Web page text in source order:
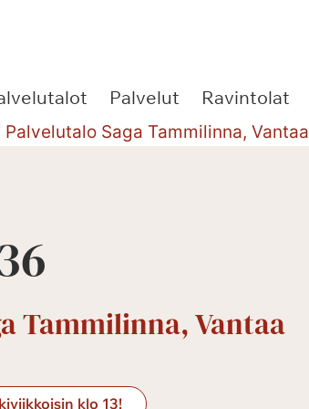
Palvelut Ravintolat
Palvelutalo Saga Tammilinna, Vantaa
Tammilinna, Vantaa
klo 13!